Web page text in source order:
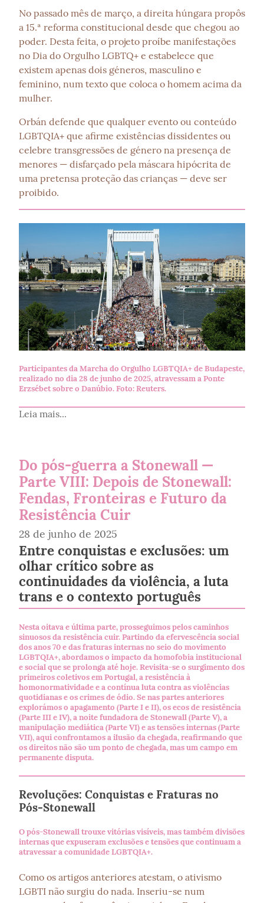
No passado mês de março, a direita húngara propôs
a 15.ª reforma constitucional desde que chegou ao
poder. Desta feita, o projeto proíbe manifestações
no Dia do Orgulho LGBTQ+ e estabelece que
existem apenas dois géneros, masculino e
feminino, num texto que coloca o homem acima da
mulher.
Orbán defende que qualquer evento ou conteúdo
LGBTQIA+ que afirme existências dissidentes ou
celebre transgressões de género na presença de
menores — disfarçado pela máscara hipócrita de
uma pretensa proteção das crianças — deve ser
proibido.
Participantes da Marcha do Orgulho LGBTQIA+ de Budapeste,
realizado no dia 28 de junho de 2025, atravessam a Ponte
Erzsébet sobre o Danúbio. Foto: Reuters.
Leia mais...
Do pós-guerra a Stonewall —
Parte VIII: Depois de Stonewall:
Fendas, Fronteiras e Futuro da
Resistência Cuir
28 de junho de 2025
Entre conquistas e exclusões: um
olhar crítico sobre as
continuidades da violência, a luta
trans e o contexto português
Nesta oitava e última parte, prosseguimos pelos caminhos
sinuosos da resistência cuir. Partindo da efervescência social
dos anos 70 e das fraturas internas no seio do movimento
LGBTQIA+, abordamos o impacto da homofobia institucional
e social que se prolonga até hoje. Revisita-se o surgimento dos
primeiros coletivos em Portugal, a resistência à
homonormatividade e a contínua luta contra as violências
quotidianas e os crimes de ódio. Se nas partes anteriores
explorámos o apagamento (Parte I e II), os ecos de resistência
(Parte III e IV), a noite fundadora de Stonewall (Parte V), a
manipulação mediática (Parte VI) e as tensões internas (Parte
VII), aqui confrontamos a ilusão da chegada, reafirmando que
os direitos não são um ponto de chegada, mas um campo em
permanente disputa.
Revoluções: Conquistas e Fraturas no
Pós-Stonewall
O pós-Stonewall trouxe vitórias visíveis, mas também divisões
internas que expuseram exclusões e tensões que continuam a
atravessar a comunidade LGBTQIA+.
Como os artigos anteriores atestam, o ativismo
LGBTI não surgiu do nada. Inseriu-se num